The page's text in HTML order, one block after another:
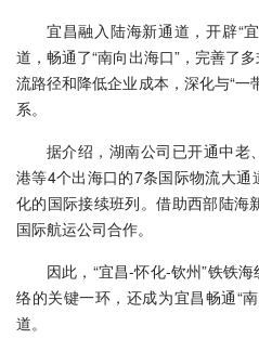
宜昌融入陆海新通道，开辟“
道，畅通了“南向出海口”，完善了
流路径和降低企业成本，深化与“一
系。
据介绍，湖南公司已开通中老
港等4个出海口的7条国际物流大
化的国际接续班列。借助西部陆海
国际航运公司合作。
因此，“宜昌-怀化-钦州”铁铁
络的关键一环，还成为宜昌畅通“
道。